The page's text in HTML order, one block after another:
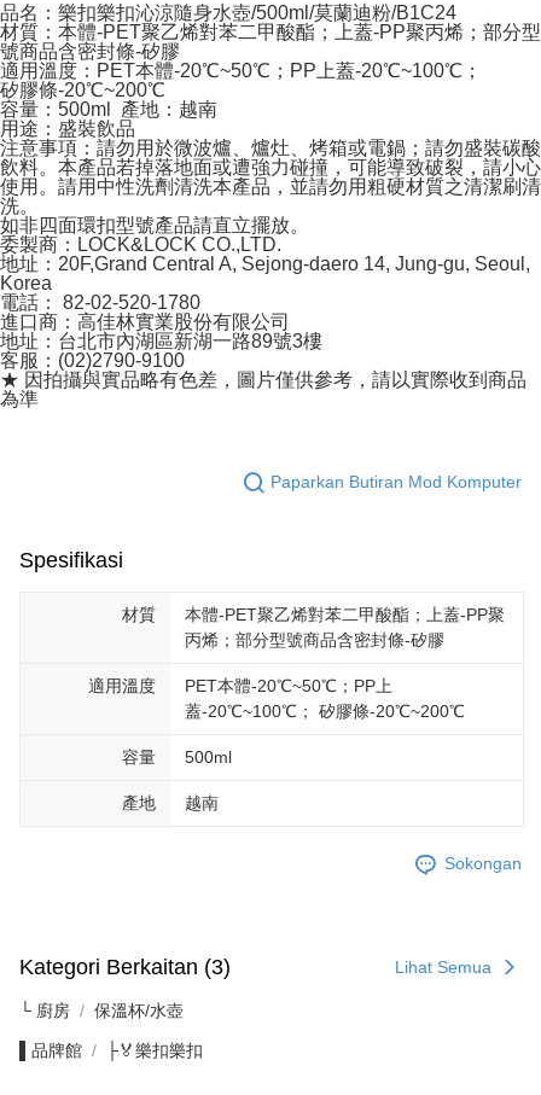
品名：樂扣樂扣沁涼隨身水壺/500ml/莫蘭迪粉/B1C24
材質：本體-PET聚乙烯對苯二甲酸酯；上蓋-PP聚丙烯；部分型
號商品含密封條-矽膠
適用溫度：PET本體-20℃~50℃；PP上蓋-20℃~100℃；
矽膠條-20℃~200℃
容量：500ml 產地：越南
用途：盛裝飲品
注意事項：請勿用於微波爐、爐灶、烤箱或電鍋；請勿盛裝碳酸
飲料。本產品若掉落地面或遭強力碰撞，可能導致破裂，請小心
使用。請用中性洗劑清洗本產品，並請勿用粗硬材質之清潔刷清
洗。
如非四面環扣型號產品請直立擺放。
委製商：LOCK&LOCK CO.,LTD.
地址：20F,Grand Central A, Sejong-daero 14, Jung-gu, Seoul,
Korea
電話： 82-02-520-1780
進口商：高佳林實業股份有限公司
地址：台北市內湖區新湖一路89號3樓
客服：(02)2790-9100
★ 因拍攝與實品略有色差，圖片僅供參考，請以實際收到商品
為準
Paparkan Butiran Mod Komputer
Spesifikasi
材質
本體-PET聚乙烯對苯二甲酸酯；上蓋-PP聚
丙烯；部分型號商品含密封條-矽膠
適用溫度
PET本體-20℃~50℃；PP上
蓋-20℃~100℃； 矽膠條-20℃~200℃
容量 500ml
產地 越南
Sokongan
Kategori Berkaitan (3) Lihat Semua
└ 廚房 保溫杯/水壺
▌品牌館 ├🏅樂扣樂扣